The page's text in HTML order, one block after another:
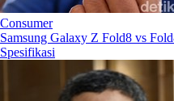
Consumer
Samsung Galaxy Z Fold8 vs
Spesifikasi